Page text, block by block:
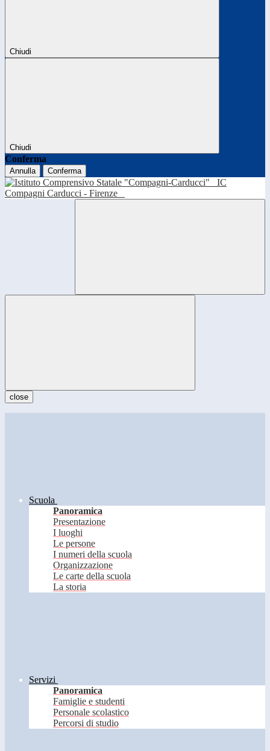
Chiudi
Chiudi
Conferma
Annulla Conferma
IC
Compagni Carducci - Firenze
close
Scuola
Panoramica
Presentazione
I luoghi
Le persone
I numeri della scuola
Organizzazione
Le carte della scuola
La storia
Servizi
Panoramica
Famiglie e studenti
Personale scolastico
Percorsi di studio